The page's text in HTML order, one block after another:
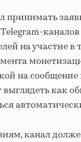
принимать
каналов
на участие в
на
выглядеть как
канал